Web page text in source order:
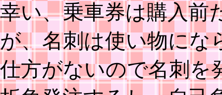
幸い、乗車券は購入前
が、名刺は使い物にな
仕方がないので名刺を